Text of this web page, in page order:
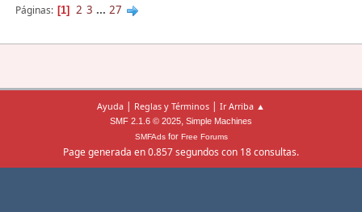
Páginas 1 2 3 ... 27
Ayuda | Reglas y Términos | Ir Arriba ▲
SMF 2.1.6 © 2025, Simple Machines
SMFAdsfor Free Forums
Page generada en 0.857 segundos con 18 consultas.